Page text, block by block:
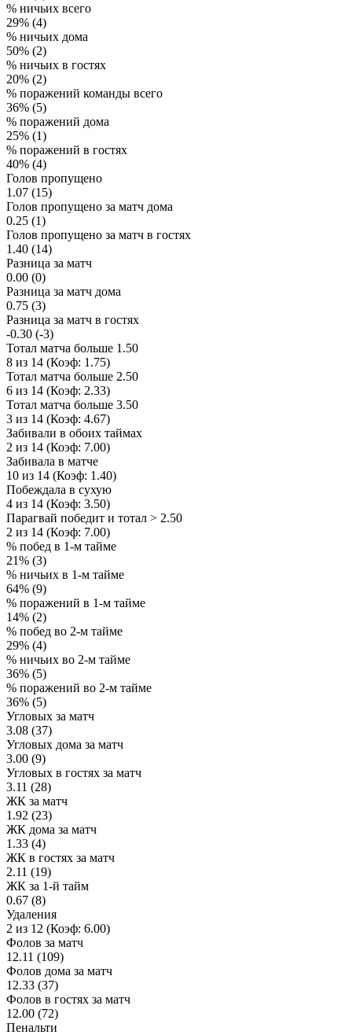
% ничьих всего
29% (4)
% ничьих дома
50% (2)
% ничьих в гостях
20% (2)
% поражений команды всего
36% (5)
% поражений дома
25% (1)
% поражений в гостях
40% (4)
Голов пропущено
1.07 (15)
Голов пропущено за матч дома
0.25 (1)
Голов пропущено за матч в гостях
1.40 (14)
Разница за матч
0.00 (0)
Разница за матч дома
0.75 (3)
Разница за матч в гостях
-0.30 (-3)
Тотал матча больше 1.50
8 из 14 (Коэф: 1.75)
Тотал матча больше 2.50
6 из 14 (Коэф: 2.33)
Тотал матча больше 3.50
3 из 14 (Коэф: 4.67)
Забивали в обоих таймах
2 из 14 (Коэф: 7.00)
Забивала в матче
10 из 14 (Коэф: 1.40)
Побеждала в сухую
4 из 14 (Коэф: 3.50)
Парагвай победит и тотал > 2.50
2 из 14 (Коэф: 7.00)
% побед в 1-м тайме
21% (3)
% ничьих в 1-м тайме
64% (9)
% поражений в 1-м тайме
14% (2)
% побед во 2-м тайме
29% (4)
% ничьих во 2-м тайме
36% (5)
% поражений во 2-м тайме
36% (5)
Угловых за матч
3.08 (37)
Угловых дома за матч
3.00 (9)
Угловых в гостях за матч
3.11 (28)
ЖК за матч
1.92 (23)
ЖК дома за матч
1.33 (4)
ЖК в гостях за матч
2.11 (19)
ЖК за 1-й тайм
0.67 (8)
Удаления
2 из 12 (Коэф: 6.00)
Фолов за матч
12.11 (109)
Фолов дома за матч
12.33 (37)
Фолов в гостях за матч
12.00 (72)
Пенальти